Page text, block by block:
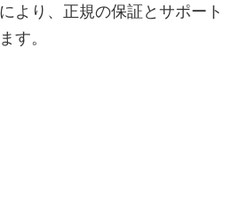
より、正規の保証とサポート
す。